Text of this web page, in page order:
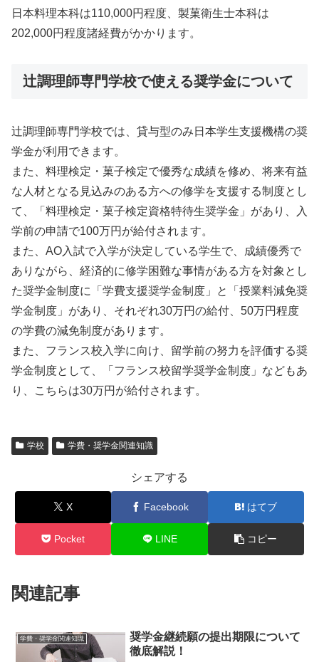
日本料理本科は110,000円程度、製菓衛生士本科は
202,000円程度諸経費がかかります。
辻調理師専門学校で使える奨学金について
辻調理師専門学校では、貸与型のみ日本学生支援機構の奨
学金が利用できます。
また、料理検定・菓子検定で優秀な成績を修め、将来有益
な人材となる見込みのある方への修学を支援する制度とし
て、「料理検定・菓子検定資格特待生奨学金」があり、入
学前の申請で100万円が給付されます。
また、AO入試で入学が決定している学生で、成績優秀で
ありながら、経済的に修学困難な事情がある方を対象とし
た奨学金制度に「学費支援奨学金制度」と「授業料減免奨
学金制度」があり、それぞれ30万円の給付、50万円程度
の学費の減免制度があります。
また、フランス校入学に向け、留学前の努力を評価する奨
学金制度として、「フランス校留学奨学金制度」などもあ
り、こちらは30万円が給付されます。
学校 学費・奨学金関連知識
シェアする
X Facebook はてブ
Pocket LINE コピー
関連記事
学費・奨学金関連知識
奨学金継続願の提出期限について
徹底解説！